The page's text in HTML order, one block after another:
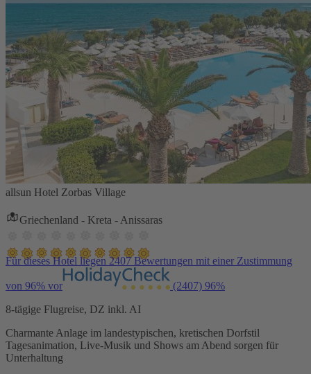
allsun Hotel Zorbas Village
Griechenland - Kreta - Anissaras
Für dieses Hotel liegen 2407 Bewertungen mit einer Zustimmung
von 96% vor (2407) 96%
8-tägige Flugreise, DZ inkl. AI
Charmante Anlage im landestypischen, kretischen Dorfstil
Tagesanimation, Live-Musik und Shows am Abend sorgen für
Unterhaltung